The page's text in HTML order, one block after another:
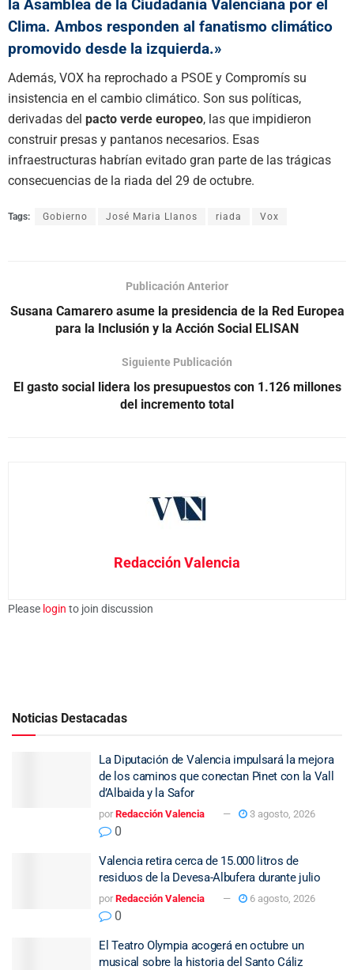
la Asamblea de la Ciudadanía Valenciana por el
Clima. Ambos responden al fanatismo climático
promovido desde la izquierda.»
Además, VOX ha reprochado a PSOE y Compromís su
insistencia en el cambio climático. Son sus políticas,
derivadas del pacto verde europeo, las que impidieron
construir presas y pantanos necesarios. Esas
infraestructuras habrían evitado gran parte de las trágicas
consecuencias de la riada del 29 de octubre.
Tags: Gobierno José Maria Llanos riada Vox
Publicación Anterior
Susana Camarero asume la presidencia de la Red Europea
para la Inclusión y la Acción Social ELISAN
Siguiente Publicación
El gasto social lidera los presupuestos con 1.126 millones
del incremento total
Redacción Valencia
Please login to join discussion
Noticias Destacadas
La Diputación de Valencia impulsará la mejora
de los caminos que conectan Pinet con la Vall
d’Albaida y la Safor
por Redacción Valencia 3 agosto, 2026
0
Valencia retira cerca de 15.000 litros de
residuos de la Devesa-Albufera durante julio
por Redacción Valencia 6 agosto, 2026
0
El Teatro Olympia acogerá en octubre un
musical sobre la historia del Santo Cáliz